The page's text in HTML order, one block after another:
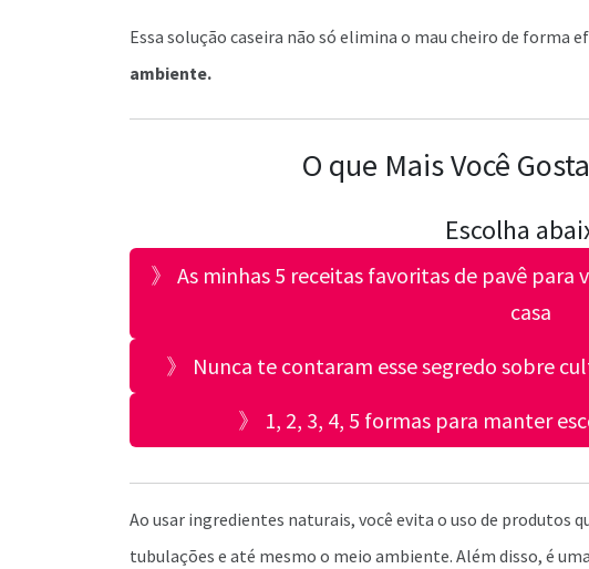
Essa solução caseira não só elimina o mau cheiro de forma
ambiente.
O que Mais Você
Escolha
》 As minhas 5 receitas favoritas de pavê
casa
》 Nunca te contaram esse segredo sobre
》 1, 2, 3, 4, 5 formas para manter
Ao usar ingredientes naturais, você evita o uso de produtos
tubulações e até mesmo o meio ambiente. Além disso, é